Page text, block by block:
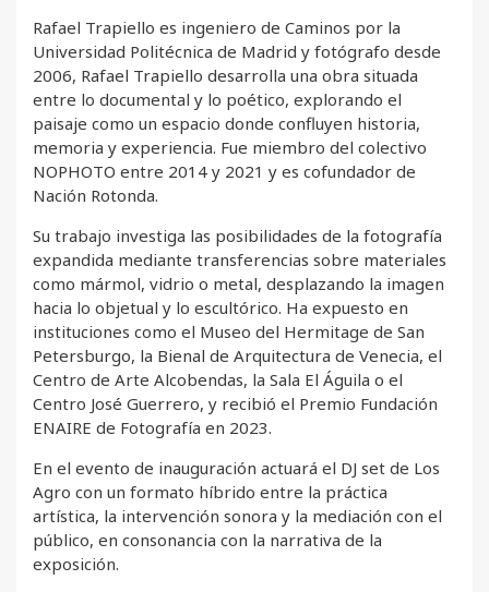
Rafael Trapiello es ingeniero de Caminos por la
Universidad Politécnica de Madrid y fotógrafo desde
2006, Rafael Trapiello desarrolla una obra situada
entre lo documental y lo poético, explorando el
paisaje como un espacio donde confluyen historia,
memoria y experiencia. Fue miembro del colectivo
NOPHOTO entre 2014 y 2021 y es cofundador de
Nación Rotonda.
Su trabajo investiga las posibilidades de la fotografía
expandida mediante transferencias sobre materiales
como mármol, vidrio o metal, desplazando la imagen
hacia lo objetual y lo escultórico. Ha expuesto en
instituciones como el Museo del Hermitage de San
Petersburgo, la Bienal de Arquitectura de Venecia, el
Centro de Arte Alcobendas, la Sala El Águila o el
Centro José Guerrero, y recibió el Premio Fundación
ENAIRE de Fotografía en 2023.
En el evento de inauguración actuará el DJ set de Los
Agro con un formato híbrido entre la práctica
artística, la intervención sonora y la mediación con el
público, en consonancia con la narrativa de la
exposición.